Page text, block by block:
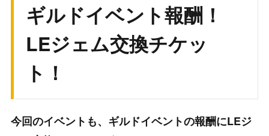
ギルドイベント報酬！
LEジェム交換チケッ
ト！
今回のイベントも、ギルドイベントの報酬にLEジ